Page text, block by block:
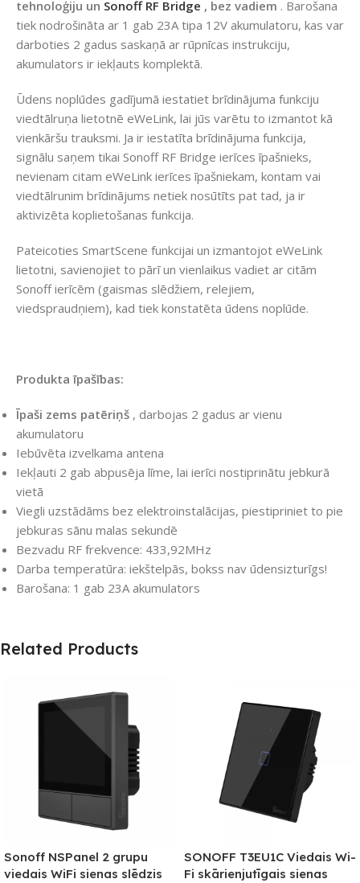
tehnoloģiju un Sonoff RF Bridge , bez vadiem . Barošana
tiek nodrošināta ar 1 gab 23A tipa 12V akumulatoru, kas var
darboties 2 gadus saskaņā ar rūpnīcas instrukciju,
akumulators ir iekļauts komplektā.
Ūdens noplūdes gadījumā iestatiet brīdinājuma funkciju
viedtālruņa lietotnē eWeLink, lai jūs varētu to izmantot kā
vienkāršu trauksmi. Ja ir iestatīta brīdinājuma funkcija,
signālu saņem tikai Sonoff RF Bridge ierīces īpašnieks,
nevienam citam eWeLink ierīces īpašniekam, kontam vai
viedtālrunim brīdinājums netiek nosūtīts pat tad, ja ir
aktivizēta koplietošanas funkcija.
Pateicoties SmartScene funkcijai un izmantojot eWeLink
lietotni, savienojiet to pārī un vienlaikus vadiet ar citām
Sonoff ierīcēm (gaismas slēdžiem, relejiem,
viedspraudņiem), kad tiek konstatēta ūdens noplūde.
Produkta īpašības:
Īpaši zems patēriņš , darbojas 2 gadus ar vienu
akumulatoru
Iebūvēta izvelkama antena
Iekļauti 2 gab abpusēja līme, lai ierīci nostiprinātu jebkurā
vietā
Viegli uzstādāms bez elektroinstalācijas, piestipriniet to pie
jebkuras sānu malas sekundē
Bezvadu RF frekvence: 433,92MHz
Darba temperatūra: iekštelpās, bokss nav ūdensizturīgs!
Barošana: 1 gab 23A akumulators
Related Products
Sonoff NSPanel 2 grupu
viedais WiFi sienas slēdzis
SONOFF T3EU1C Viedais Wi-
Fi skārienjutīgais sienas